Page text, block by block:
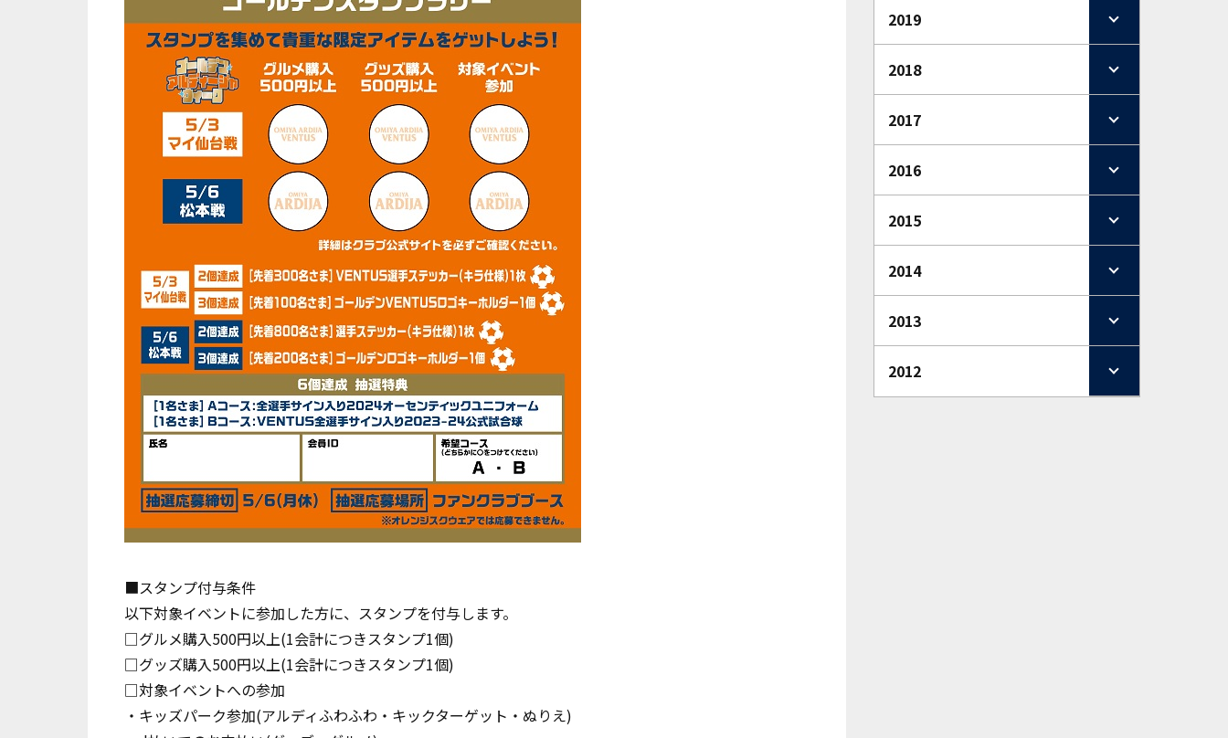
■スタンプ付与条件
以下対象イベントに参加した方に、スタンプを付与します。
□グルメ購入500円以上(1会計につきスタンプ1個)
□グッズ購入500円以上(1会計につきスタンプ1個)
□対象イベントへの参加
・キッズパーク参加(アルディふわふわ・キックターゲット・ぬりえ)
2019
2018
2017
2016
2015
2014
2013
2012